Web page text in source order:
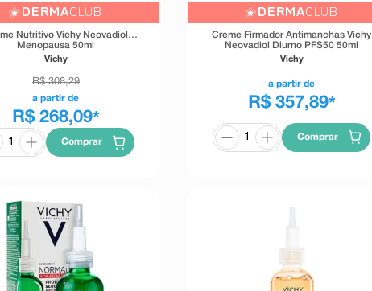
DERMACLUB
Nutritivo Vichy Neovadiol
Menopausa 50ml
Vichy
R$ 308,29
a partir de
R$ 268,09*
Comprar
DERMACLUB
Creme Firmador Antimanchas Vichy
Neovadiol Diurno PFS50 50ml
Vichy
a partir de
R$ 357,89*
Comprar